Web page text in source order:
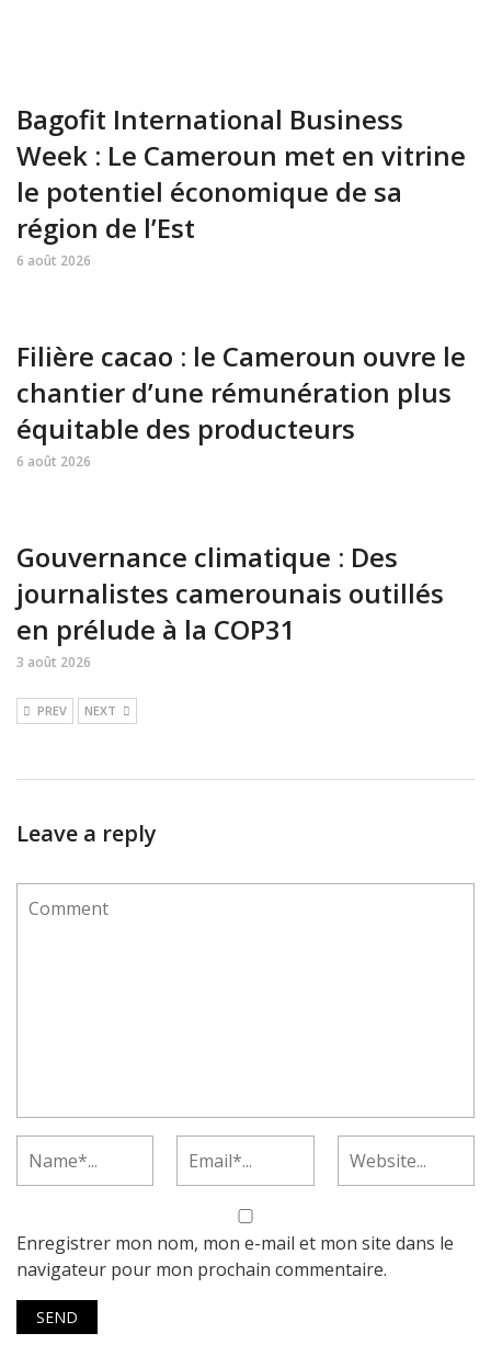
Bagofit International Business
Week : Le Cameroun met en vitrine
le potentiel économique de sa
région de l’Est
6 août 2026
Filière cacao : le Cameroun ouvre le
chantier d’une rémunération plus
équitable des producteurs
6 août 2026
Gouvernance climatique : Des
journalistes camerounais outillés
en prélude à la COP31
3 août 2026
PREV NEXT
Leave a reply
Enregistrer mon nom, mon e-mail et mon site dans le
navigateur pour mon prochain commentaire.